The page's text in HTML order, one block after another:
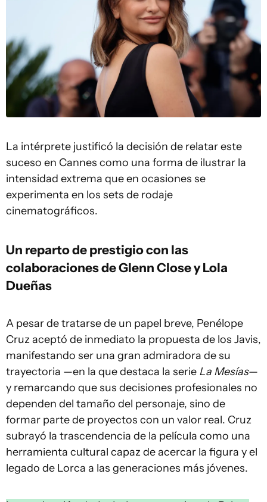
La intérprete justificó la decisión de relatar este
suceso en Cannes como una forma de ilustrar la
intensidad extrema que en ocasiones se
experimenta en los sets de rodaje
cinematográficos.
Un reparto de prestigio con las
colaboraciones de Glenn Close y Lola
Dueñas
A pesar de tratarse de un papel breve, Penélope
Cruz aceptó de inmediato la propuesta de los Javis,
manifestando ser una gran admiradora de su
trayectoria —en la que destaca la serie La Mesías—
y remarcando que sus decisiones profesionales no
dependen del tamaño del personaje, sino de
formar parte de proyectos con un valor real. Cruz
subrayó la trascendencia de la película como una
herramienta cultural capaz de acercar la figura y el
legado de Lorca a las generaciones más jóvenes.